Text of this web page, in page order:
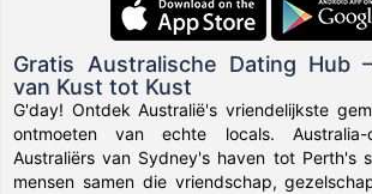
Gratis Australische Dating Hub
van Kust tot Kust
G'day! Ontdek Australië's vriendelijkste
ontmoeten van echte locals. Australia-
Australiërs van Sydney's haven tot Perth's
mensen samen die vriendschap,